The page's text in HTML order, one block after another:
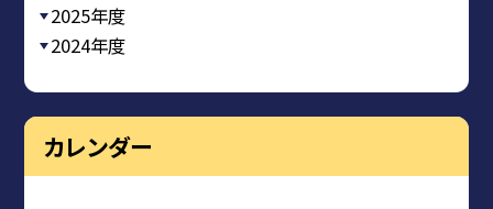
2025年度
2024年度
カレンダー